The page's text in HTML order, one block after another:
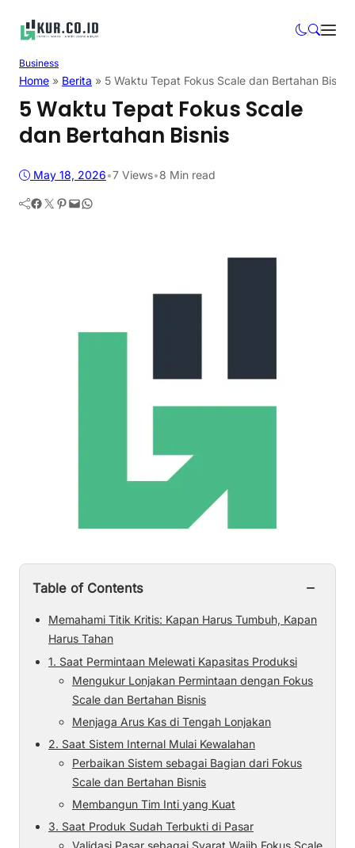
Business
Home » Berita » 5 Waktu Tepat Fokus Scale dan Bertahan Bisnis
5 Waktu Tepat Fokus Scale
dan Bertahan Bisnis
May 18, 2026•7 Views•8 Min read
Facebook Twitter Pinterest Mail WhatsApp
Table of Contents −
Memahami Titik Kritis: Kapan Harus Tumbuh, Kapan
Harus Tahan
1. Saat Permintaan Melewati Kapasitas Produksi
Mengukur Lonjakan Permintaan dengan Fokus
Scale dan Bertahan Bisnis
Menjaga Arus Kas di Tengah Lonjakan
2. Saat Sistem Internal Mulai Kewalahan
Perbaikan Sistem sebagai Bagian dari Fokus
Scale dan Bertahan Bisnis
Membangun Tim Inti yang Kuat
3. Saat Produk Sudah Terbukti di Pasar